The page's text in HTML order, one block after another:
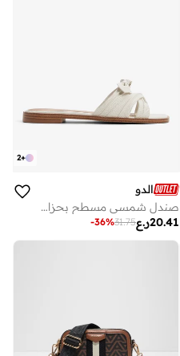
+
2
الدو
صندل شمسي مسطح بحزام واحد
ر.ع20.41
31.75
-36%